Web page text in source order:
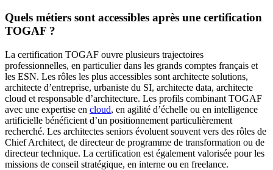
Quels métiers sont accessibles après une certification
TOGAF ?
La certification TOGAF ouvre plusieurs trajectoires
professionnelles, en particulier dans les grands comptes français et
les ESN. Les rôles les plus accessibles sont architecte solutions,
architecte d’entreprise, urbaniste du SI, architecte data, architecte
cloud et responsable d’architecture. Les profils combinant TOGAF
avec une expertise en cloud, en agilité d’échelle ou en intelligence
artificielle bénéficient d’un positionnement particulièrement
recherché. Les architectes seniors évoluent souvent vers des rôles de
Chief Architect, de directeur de programme de transformation ou de
directeur technique. La certification est également valorisée pour les
missions de conseil stratégique, en interne ou en freelance.